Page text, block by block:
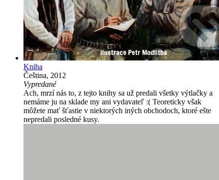
Kniha
Čeština, 2012
Vypredané
Ach, mrzí nás to, z tejto knihy sa už predali všetky výtlačky a
nemáme ju na sklade my ani vydavateľ :( Teoreticky však
môžete mať šťastie v niektorých iných obchodoch, ktoré ešte
nepredali posledné kusy.